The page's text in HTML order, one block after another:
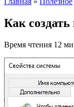
Как
Время чтения 12